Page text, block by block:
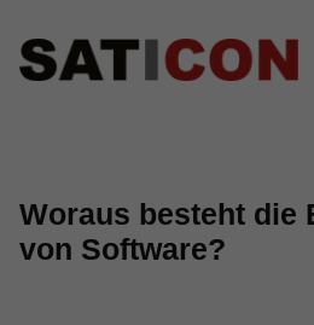
Woraus besteht die
von Software?